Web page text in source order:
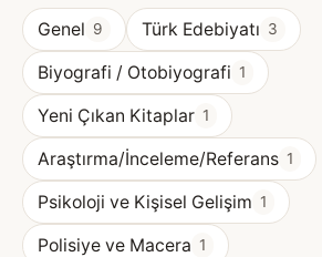
Genel 9 Türk Edebiyatı 3
Biyografi / Otobiyografi 1
Yeni Çıkan Kitaplar 1
Araştırma/İnceleme/Referans 1
Psikoloji ve Kişisel Gelişim 1
Polisiye ve Macera 1